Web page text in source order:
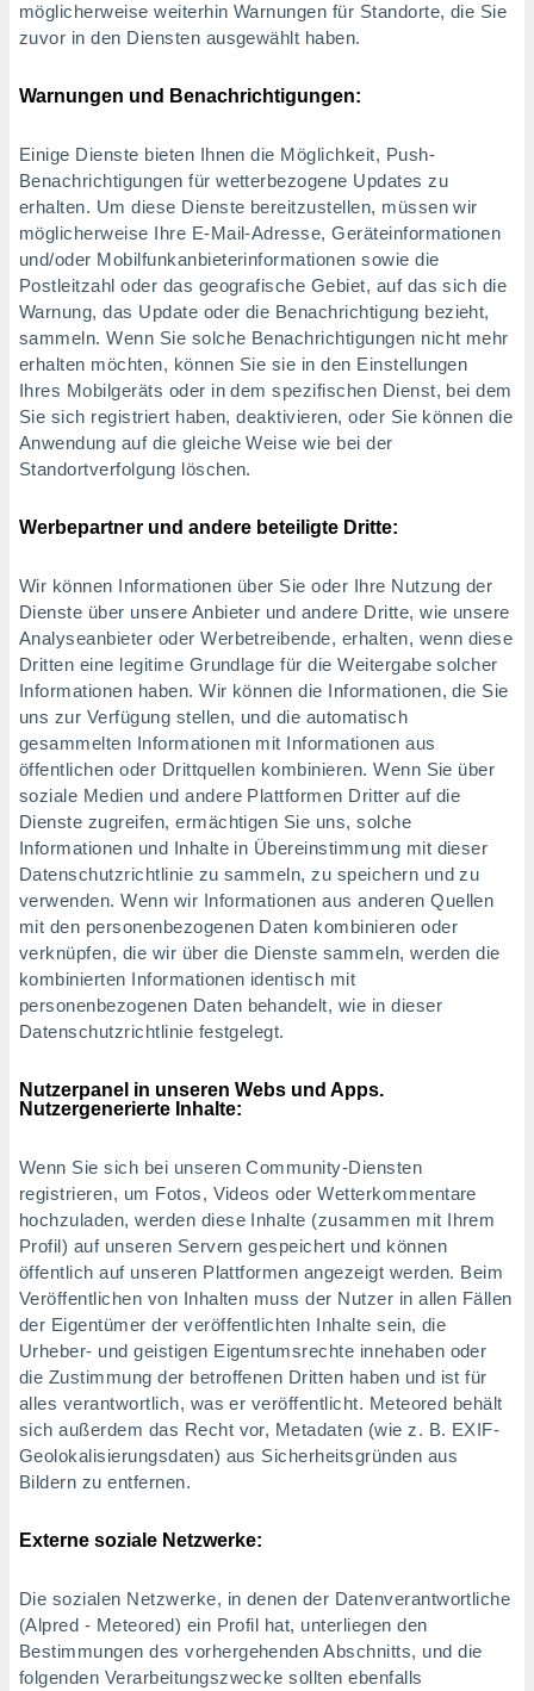
möglicherweise weiterhin Warnungen für Standorte, die Sie
zuvor in den Diensten ausgewählt haben.
Warnungen und Benachrichtigungen:
Einige Dienste bieten Ihnen die Möglichkeit, Push-
Benachrichtigungen für wetterbezogene Updates zu
erhalten. Um diese Dienste bereitzustellen, müssen wir
möglicherweise Ihre E-Mail-Adresse, Geräteinformationen
und/oder Mobilfunkanbieterinformationen sowie die
Postleitzahl oder das geografische Gebiet, auf das sich die
Warnung, das Update oder die Benachrichtigung bezieht,
sammeln. Wenn Sie solche Benachrichtigungen nicht mehr
erhalten möchten, können Sie sie in den Einstellungen
Ihres Mobilgeräts oder in dem spezifischen Dienst, bei dem
Sie sich registriert haben, deaktivieren, oder Sie können die
Anwendung auf die gleiche Weise wie bei der
Standortverfolgung löschen.
Werbepartner und andere beteiligte Dritte:
Wir können Informationen über Sie oder Ihre Nutzung der
Dienste über unsere Anbieter und andere Dritte, wie unsere
Analyseanbieter oder Werbetreibende, erhalten, wenn diese
Dritten eine legitime Grundlage für die Weitergabe solcher
Informationen haben. Wir können die Informationen, die Sie
uns zur Verfügung stellen, und die automatisch
gesammelten Informationen mit Informationen aus
öffentlichen oder Drittquellen kombinieren. Wenn Sie über
soziale Medien und andere Plattformen Dritter auf die
Dienste zugreifen, ermächtigen Sie uns, solche
Informationen und Inhalte in Übereinstimmung mit dieser
Datenschutzrichtlinie zu sammeln, zu speichern und zu
verwenden. Wenn wir Informationen aus anderen Quellen
mit den personenbezogenen Daten kombinieren oder
verknüpfen, die wir über die Dienste sammeln, werden die
kombinierten Informationen identisch mit
personenbezogenen Daten behandelt, wie in dieser
Datenschutzrichtlinie festgelegt.
Nutzerpanel in unseren Webs und Apps.
Nutzergenerierte Inhalte:
Wenn Sie sich bei unseren Community-Diensten
registrieren, um Fotos, Videos oder Wetterkommentare
hochzuladen, werden diese Inhalte (zusammen mit Ihrem
Profil) auf unseren Servern gespeichert und können
öffentlich auf unseren Plattformen angezeigt werden. Beim
Veröffentlichen von Inhalten muss der Nutzer in allen Fällen
der Eigentümer der veröffentlichten Inhalte sein, die
Urheber- und geistigen Eigentumsrechte innehaben oder
die Zustimmung der betroffenen Dritten haben und ist für
alles verantwortlich, was er veröffentlicht. Meteored behält
sich außerdem das Recht vor, Metadaten (wie z. B. EXIF-
Geolokalisierungsdaten) aus Sicherheitsgründen aus
Bildern zu entfernen.
Externe soziale Netzwerke:
Die sozialen Netzwerke, in denen der Datenverantwortliche
(Alpred - Meteored) ein Profil hat, unterliegen den
Bestimmungen des vorhergehenden Abschnitts, und die
folgenden Verarbeitungszwecke sollten ebenfalls